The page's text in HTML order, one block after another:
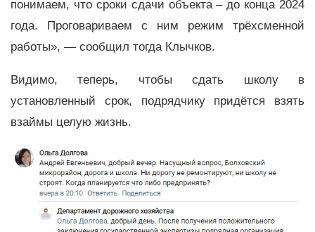
понимаем, что сроки сдачи объекта – до конца 2024
года. Проговариваем с ним режим трёхсменной
работы», — сообщил тогда Клычков.
Видимо, теперь, чтобы сдать школу в
установленный срок, подрядчику придётся взять
взаймы целую жизнь.